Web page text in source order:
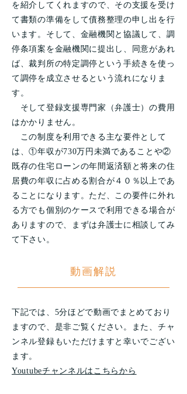
を紹介してくれますので、その支援を受け
て書類の準備をして債務整理の申し出を行
います。そして、金融機関と協議して、調
停条項案を金融機関に提出し、同意があれ
ば、裁判所の特定調停という手続きを使っ
て調停を成立させるという流れになりま
す。
そして登録支援専門家（弁護士）の費用
はかかりません。
この制度を利用できる主な要件として
は、①年収が730万円未満であることや②
既存の住宅ローンの年間返済額と将来の住
居費の年収に占める割合が４０％以上であ
ることになります。ただ、この要件に外れ
る方でも個別のケースで利用できる場合が
ありますので、まずは弁護士に相談してみ
て下さい。
動画解説
下記では、5分ほどで動画でまとめており
ますので、是非ご覧ください。また、チャ
ンネル登録もいただけますと幸いでござい
ます。
Youtubeチャンネルはこちらから